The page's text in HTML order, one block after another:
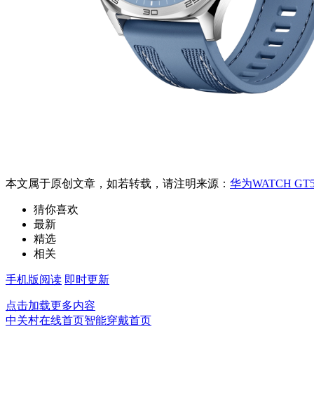
本文属于原创文章，如若转载，请注明来源： 华为WATCH
猜你喜欢
最新
精选
相关
手机版阅读 即时更新
点击加载更多内容
中关村在线首页智能穿戴首页